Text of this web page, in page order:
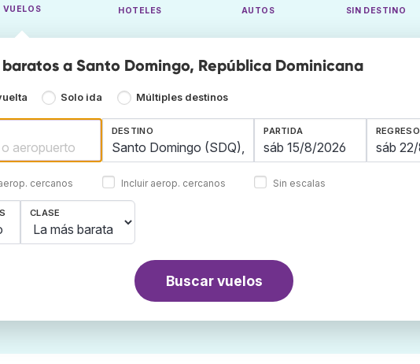
VUELOS HOTELES AUTOS SIN DESTINO
a Santo Domingo, República Dominicana
Solo ida Múltiples destinos
cercanos
DESTINO
Incluir aerop. cercanos
PARTIDA REGRESO
Sin escalas
CLASE
Buscar vuelos